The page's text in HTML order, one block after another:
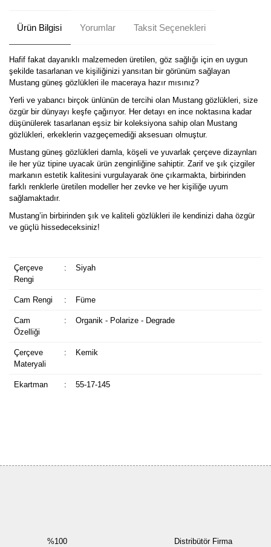
Ürün Bilgisi Yorumlar Taksit Seçenekleri
Hafif fakat dayanıklı malzemeden üretilen, göz sağlığı için en uygun
şekilde tasarlanan ve kişiliğinizi yansıtan bir görünüm sağlayan
Mustang güneş gözlükleri ile maceraya hazır mısınız?
Yerli ve yabancı birçok ünlünün de tercihi olan Mustang gözlükleri, size
özgür bir dünyayı keşfe çağırıyor. Her detayı en ince noktasına kadar
düşünülerek tasarlanan eşsiz bir koleksiyona sahip olan Mustang
gözlükleri, erkeklerin vazgeçemediği aksesuarı olmuştur.
Mustang güneş gözlükleri damla, köşeli ve yuvarlak çerçeve dizaynları
ile her yüz tipine uyacak ürün zenginliğine sahiptir. Zarif ve şık çizgiler
markanın estetik kalitesini vurgulayarak öne çıkarmakta, birbirinden
farklı renklerle üretilen modeller her zevke ve her kişiliğe uyum
sağlamaktadır.
Mustang’in birbirinden şık ve kaliteli gözlükleri ile kendinizi daha özgür
ve güçlü hissedeceksiniz!
Çerçeve
Rengi
: Siyah
Cam Rengi : Füme
Cam
Özelliği
: Organik - Polarize - Degrade
Çerçeve
Materyali
: Kemik
Ekartman : 55-17-145
%100
Distribütör Firma